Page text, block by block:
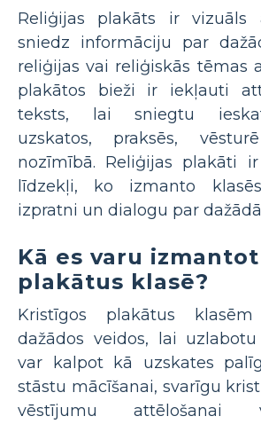
Reliģijas plakāts ir vizuāls
sniedz informāciju par
reliģijas vai reliģiskās tēmas
plakātos bieži ir iekļauti
teksts, lai sniegtu
uzskatos, praksēs,
nozīmībā. Reliģijas plakāti
līdzekļi, ko izmanto
izpratni un dialogu par
Kā es varu
plakātus klasē?
Kristīgos plakātus
dažādos veidos, lai
var kalpot kā uzskates
stāstu mācīšanai, svarīgu
vēstījumu attēlošanai